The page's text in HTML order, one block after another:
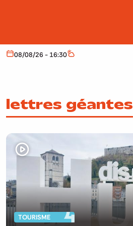
Aujourd'hui
08/08/26 - 16:30 Météo
lettres géantes
TOURISME